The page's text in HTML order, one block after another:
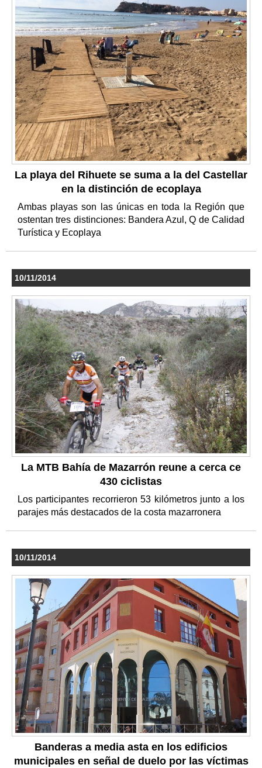
La playa del Rihuete se suma a la del Castellar
en la distinción de ecoplaya
Ambas playas son las únicas en toda la Región que
ostentan tres distinciones: Bandera Azul, Q de Calidad
Turística y Ecoplaya
10/11/2014
La MTB Bahía de Mazarrón reune a cerca ce
430 ciclistas
Los participantes recorrieron 53 kilómetros junto a los
parajes más destacados de la costa mazarronera
10/11/2014
Banderas a media asta en los edificios
municipales en señal de duelo por las víctimas